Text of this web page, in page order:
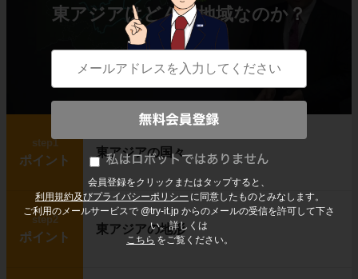
会員登録をクリックまたはタップすると、
利用規約及びプライバシーポリシー に同意したものとみなします。
ご利用のメールサービスで @try-it.jp からのメールの受信を許可して下さ
い。詳しくは
こちら をご覧ください。
東アジアはどんな地域なのか？
step1
ポイント
東アジアの国々
step2
ポイント
東アジアの地形